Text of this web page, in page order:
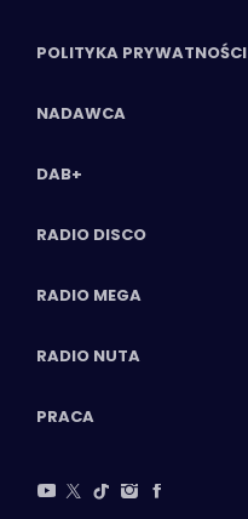
POLITYKA PRYWATNOŚCI
NADAWCA
DAB+
RADIO DISCO
RADIO MEGA
RADIO NUTA
PRACA